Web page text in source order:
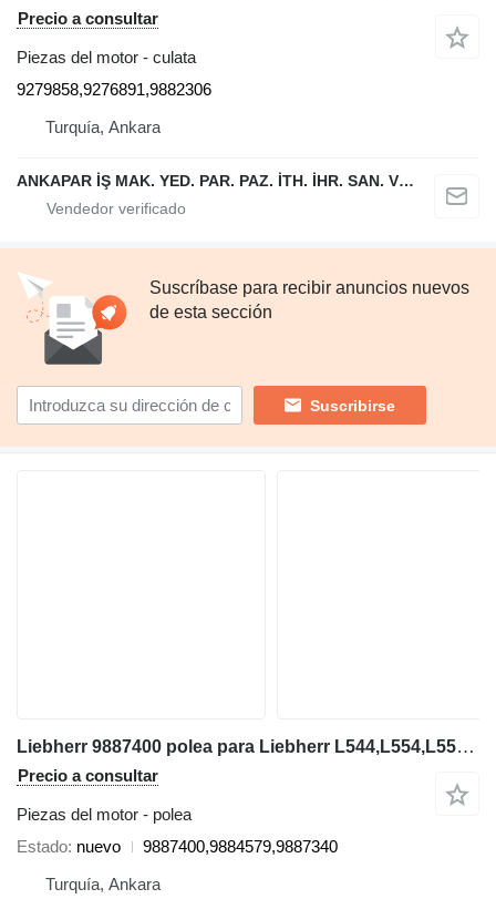
Precio a consultar
Piezas del motor - culata
9279858,9276891,9882306
Turquía, Ankara
ANKAPAR İŞ MAK. YED. PAR. PAZ. İTH. İHR. SAN. VE TİC. LTD. ŞTİ.
Suscríbase para recibir anuncios nuevos
de esta sección
Suscribirse
Liebherr 9887400 polea para Liebherr L544,L554,L550,L556,L566,L576L580 excavadora
Precio a consultar
Piezas del motor - polea
Estado nuevo
9887400,9884579,9887340
Turquía, Ankara